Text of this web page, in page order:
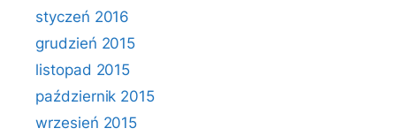
styczeń 2016
grudzień 2015
listopad 2015
październik 2015
wrzesień 2015